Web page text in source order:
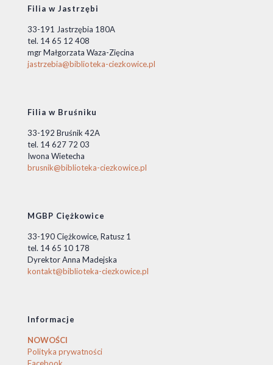
Filia w Jastrzębi
33-191 Jastrzębia 180A
tel. 14 65 12 408
mgr Małgorzata Waza-Zięcina
jastrzebia@biblioteka-ciezkowice.pl
Filia w Bruśniku
33-192 Bruśnik 42A
tel. 14 627 72 03
Iwona Wietecha
brusnik@biblioteka-ciezkowice.pl
MGBP Ciężkowice
33-190 Ciężkowice, Ratusz 1
tel. 14 65 10 178
Dyrektor Anna Madejska
kontakt@biblioteka-ciezkowice.pl
Informacje
NOWOŚCI
Polityka prywatności